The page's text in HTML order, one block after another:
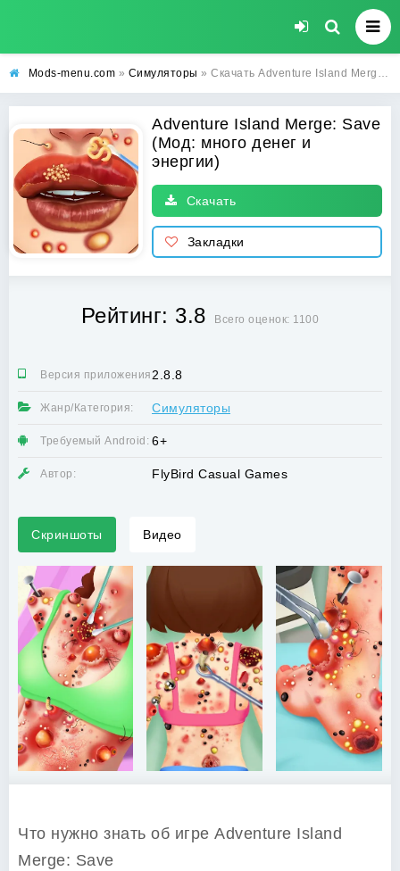
Mods-menu.com » Симуляторы » Скачать Adventure Island Merge: Save взлом на много денег и энергии на Андроид бесплатно
Adventure Island Merge: Save
(Мод: много денег и
энергии)
Скачать
Закладки
Рейтинг: 3.8 Всего оценок: 1100
Версия приложения:2.8.8
Жанр/Категория: Симуляторы
Требуемый Android: 6+
Автор: FlyBird Casual Games
Скриншоты Видео
Что нужно знать об игре Adventure Island
Merge: Save